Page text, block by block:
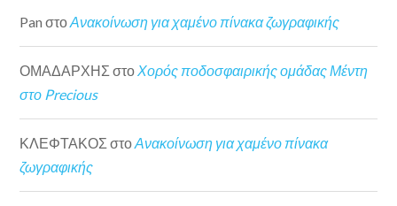
Pan στοΑνακοίνωση για χαμένο πίνακα ζωγραφικής
ΟΜΑΔΑΡΧΗΣ στοΧορός ποδοσφαιρικής ομάδας Μέντη
στο Precious
ΚΛΕΦΤΑΚΟΣ στοΑνακοίνωση για χαμένο πίνακα
ζωγραφικής